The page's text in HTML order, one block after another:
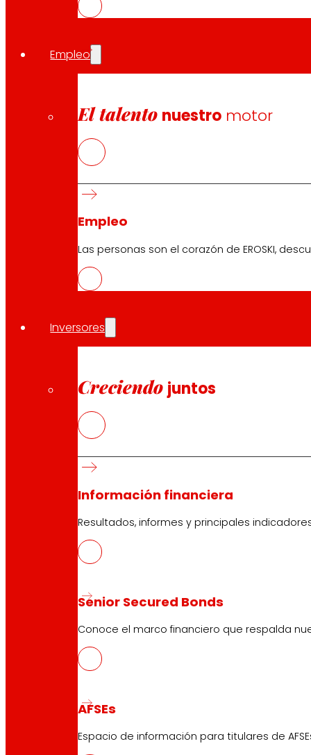
Empleo
El talento nuestro motor
Empleo
Las personas son el corazón de EROSKI,
Inversores
Creciendo juntos
Información financiera
Resultados, informes y principales
Senior Secured Bonds
Conoce el marco financiero que respalda
AFSEs
Espacio de información para titulares de